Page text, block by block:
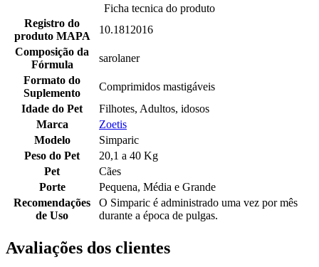
Ficha tecnica do produto
Registro do
produto MAPA
10.1812016
Composição da
Fórmula
sarolaner
Formato do
Suplemento
Comprimidos mastigáveis
Idade do Pet
Filhotes, Adultos, idosos
Marca
Zoetis
Modelo
Simparic
Peso do Pet
20,1 a 40 Kg
Pet
Cães
Porte
Pequena, Média e Grande
Recomendações
de Uso
O Simparic é administrado uma vez por mês
durante a época de pulgas.
Avaliações dos clientes